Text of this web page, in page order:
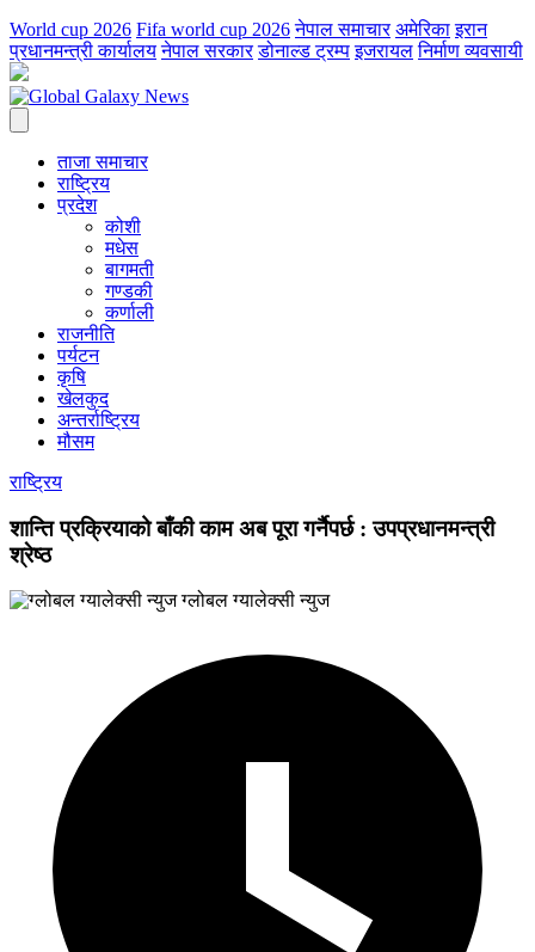
World cup 2026 Fifa world cup 2026 नेपाल समाचार अमेरिका इरान
प्रधानमन्त्री कार्यालय नेपाल सरकार डोनाल्ड ट्रम्प इजरायल निर्माण व्यवसायी
ताजा समाचार
राष्ट्रिय
प्रदेश
कोशी
मधेस
बागमती
गण्डकी
कर्णाली
राजनीति
पर्यटन
कृषि
खेलकुद
अन्तर्राष्ट्रिय
मौसम
राष्ट्रिय
शान्ति प्रक्रियाको बाँकी काम अब पूरा गर्नैपर्छ : उपप्रधानमन्त्री
श्रेष्ठ
ग्लोबल ग्यालेक्सी न्युज